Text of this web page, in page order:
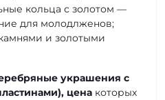
кольца с золотом —
для молодлженов;
и золотыми
украшения с
цена которых